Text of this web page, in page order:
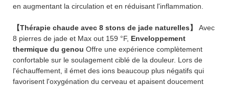
en augmentant la circulation et en réduisant l'inflammation.
【Thérapie chaude avec 8 stons de jade naturelles】 Avec
8 pierres de jade et Max out 159 °F, Enveloppement
thermique du genou Offre une expérience complètement
confortable sur le soulagement ciblé de la douleur. Lors de
l'échauffement, il émet des ions beaucoup plus négatifs qui
favorisent l'oxygénation du cerveau et apaisent doucement